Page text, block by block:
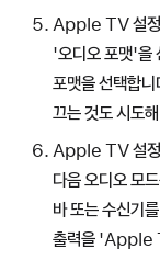
Apple TV 설정
'오디오 포맷'을
포맷을 선택합
끄는 것도 시도
Apple TV 설정
다음 오디오 모
바 또는 수신기
출력을 'Apple